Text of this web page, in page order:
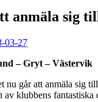
anmäla sig
03-27
– Gryt – Västervik
nu går att anmäla sig
klubbens